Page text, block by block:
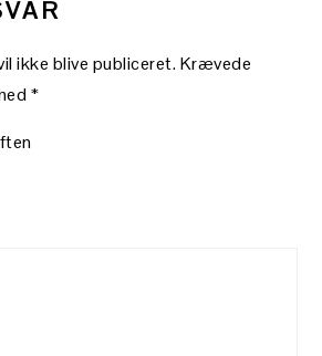
ikke blive publiceret.Krævede
*